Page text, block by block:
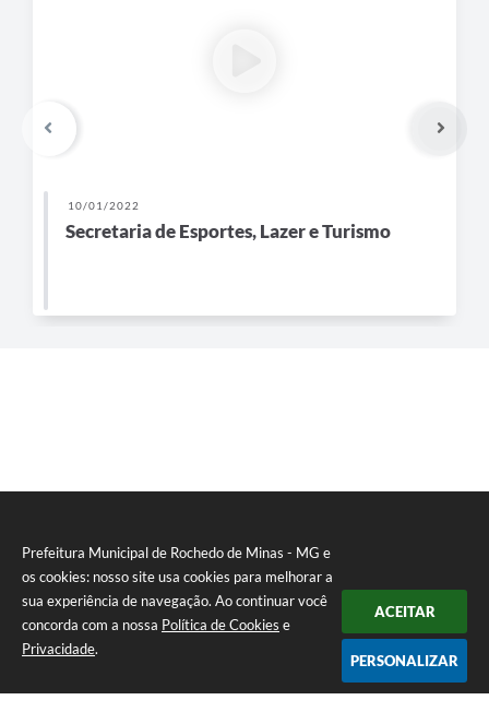
Prefeitura Municipal de Rochedo de Minas - MG e
os cookies: nosso site usa cookies para melhorar a
sua experiência de navegação. Ao continuar você
concorda com a nossa Política de Cookies e
Privacidade.
ACEITAR
PERSONALIZAR
10/01/2022
Secretaria de Esportes, Lazer e Turismo